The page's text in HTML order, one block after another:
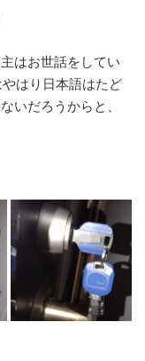
はお世話をしてい
はり日本語はたど
いだろうからと、